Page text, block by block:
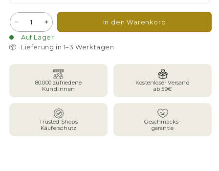
Anzahl
Verringere
die
Menge
Backzucker
Erhöhe
die
Menge
Backzucker
In den Warenkorb
Auf Lager
📦
Lieferung in 1–3 Werktagen
80.000 zufriedene
Kund:innen
Kostenloser Versand
ab 59€
Trusted Shops
Käuferschutz
Geschmacks-
garantie